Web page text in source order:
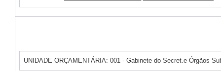
UNIDADE ORÇAMENTÁRIA: 001 - Gabinete do Secret.e Órgãos